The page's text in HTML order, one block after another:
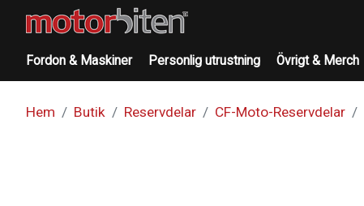
Fordon & Maskiner Personlig utrustning Övrigt & Merch
Hem Butik Reservdelar CF-Moto-Reservdelar